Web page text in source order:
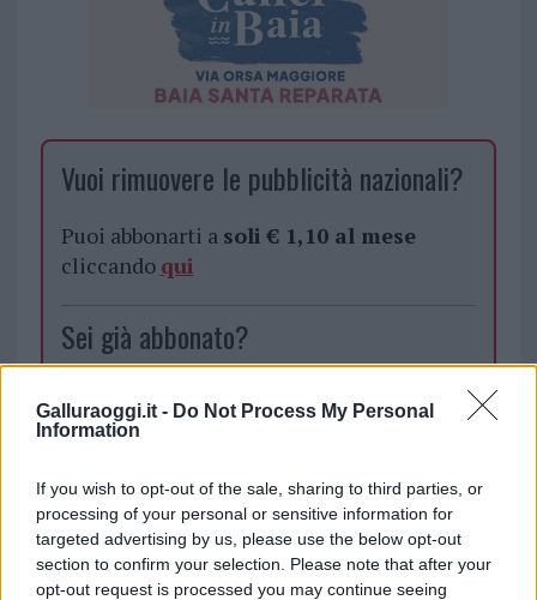
Galluraoggi.it - Do Not Process My Personal
Information
If you wish to opt-out of the sale, sharing to third parties, or
processing of your personal or sensitive information for
targeted advertising by us, please use the below opt-out
section to confirm your selection. Please note that after your
opt-out request is processed you may continue seeing
Vuoi rimuovere le pubblicità nazionali?
Puoi abbonarti a soli € 1,10 al mese
cliccando qui
Sei già abbonato?
sezioneLogin dal menù del sito o
TEMI:
Bollettino Coronavirus Sardegna
Coronavirus Gallura
Coronavirus Sardegna